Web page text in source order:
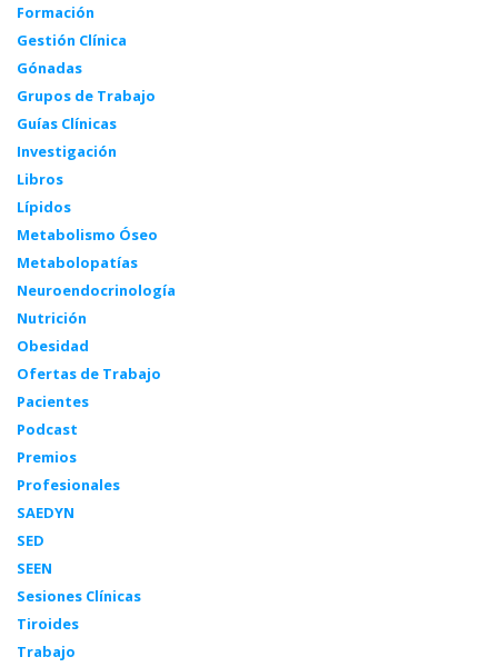
Formación
Gestión Clínica
Gónadas
Grupos de Trabajo
Guías Clínicas
Investigación
Libros
Lípidos
Metabolismo Óseo
Metabolopatías
Neuroendocrinología
Nutrición
Obesidad
Ofertas de Trabajo
Pacientes
Podcast
Premios
Profesionales
SAEDYN
SED
SEEN
Sesiones Clínicas
Tiroides
Trabajo